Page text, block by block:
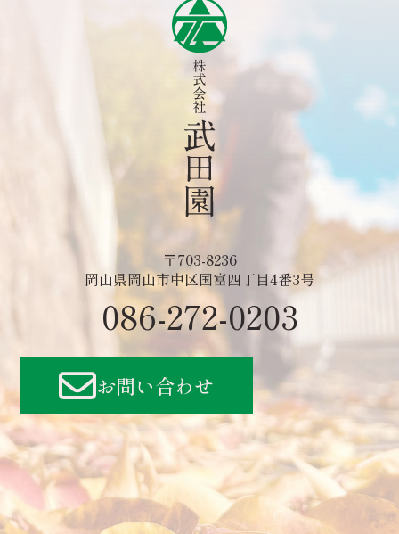
〒703-8236
岡山県岡山市中区国富四丁目4番3号
086-272-0203
お問い合わせ